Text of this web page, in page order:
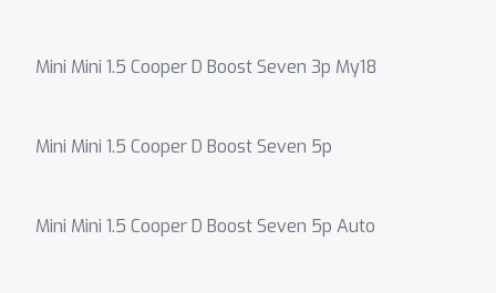
Mini Mini 1.5 Cooper D Boost Seven 3p My18
Mini Mini 1.5 Cooper D Boost Seven 5p
Mini Mini 1.5 Cooper D Boost Seven 5p Auto